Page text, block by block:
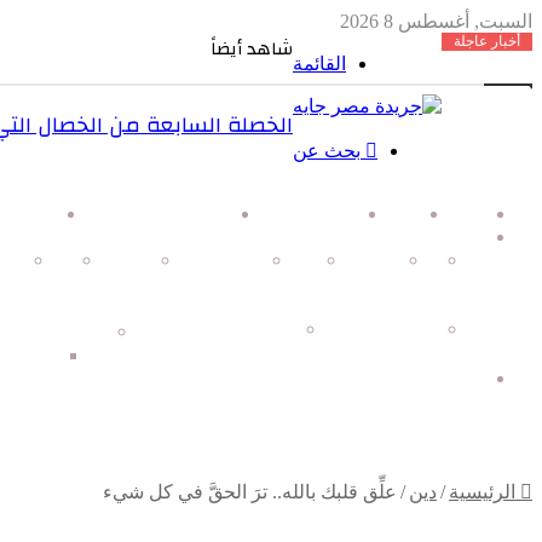
السبت, أغسطس 8 2026
أخبار عاجلة
القائمة
بحث عن
الرئيسية من نحن مجلة نجوم مصر
مصر
اخبار مصر سياسة شؤون خارجية محافظات رياضة
شكاوي المواطنين
مؤسسات ومجتمع مدني
اسعار
الرئيسية / دين / علِّق قلبك بالله.. ترَ الحقَّ في كل شيء
شاهد أيضاً
الخصلة السابعة من الخصال